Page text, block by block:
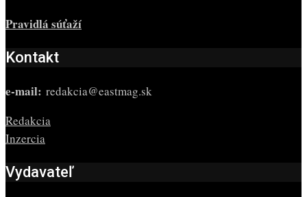
Pravidlá súťaží
Kontakt
e-mail: redakcia@eastmag.sk
Redakcia
Inzercia
Vydavateľ